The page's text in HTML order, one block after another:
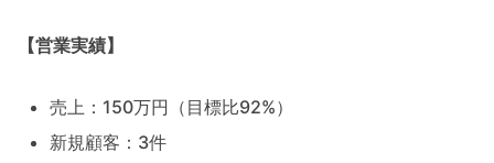
【営業実績】
売上：150万円（目標比92%）
新規顧客：3件